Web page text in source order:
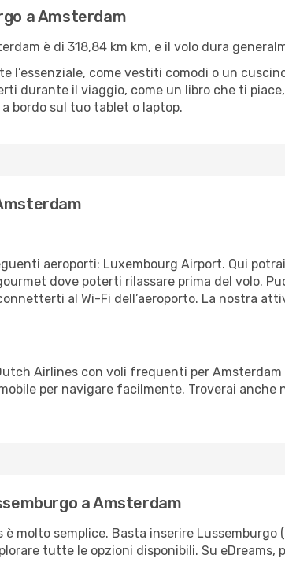
a Amsterdam
è di 318,84 km km, e il volo dura
l’essenziale, come vestiti comodi o un
durante il viaggio, come un libro che ti
bordo sul tuo tablet o laptop.
aeroporti: Luxembourg Airport. Qui
dove poterti rilassare prima del volo.
al Wi-Fi dell’aeroporto. La nostra
Airlines con voli frequenti per
per navigare facilmente. Troverai anche
a Amsterdam
molto semplice. Basta inserire
tutte le opzioni disponibili. Su